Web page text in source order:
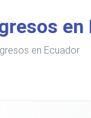
en
en Ecuador